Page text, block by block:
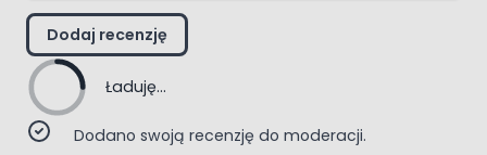
Dodaj recenzję
Ładuję...
Dodano swoją recenzję do moderacji.